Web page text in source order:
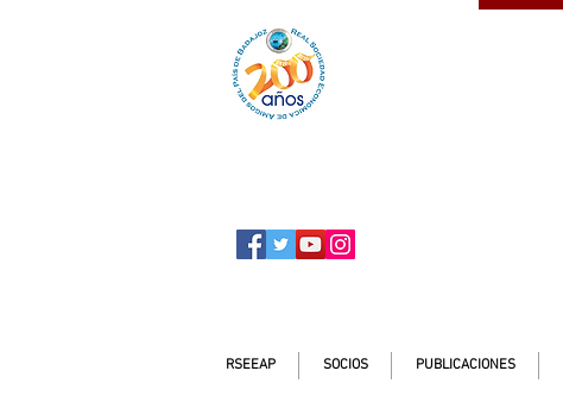
RSEEAP SOCIOS PUBLICACIONES